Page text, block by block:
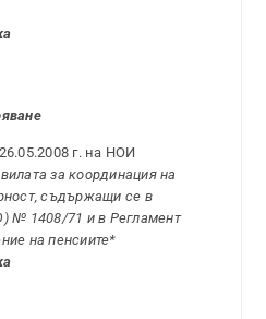
г. на НОИ
за координация на
съдържащи се в
№ 1408/71 и в Регламент
на пенсиите*